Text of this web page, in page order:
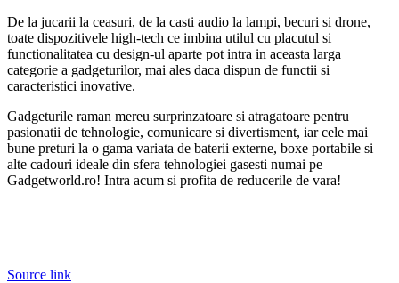
De la jucarii la ceasuri, de la casti audio la lampi, becuri si drone,
toate dispozitivele high-tech ce imbina utilul cu placutul si
functionalitatea cu design-ul aparte pot intra in aceasta larga
categorie a gadgeturilor, mai ales daca dispun de functii si
caracteristici inovative.
Gadgeturile raman mereu surprinzatoare si atragatoare pentru
pasionatii de tehnologie, comunicare si divertisment, iar cele mai
bune preturi la o gama variata de baterii externe, boxe portabile si
alte cadouri ideale din sfera tehnologiei gasesti numai pe
Gadgetworld.ro! Intra acum si profita de reducerile de vara!
Source link